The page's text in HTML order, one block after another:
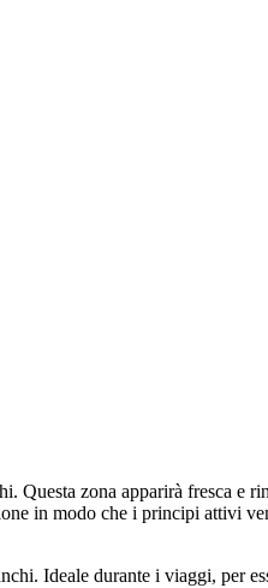
Questa zona apparirà fresca e
in modo che i principi attivi
Ideale durante i viaggi, per